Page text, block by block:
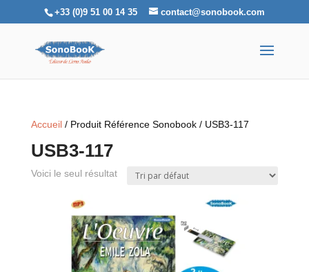
+33 (0)9 51 00 14 35 contact@sonobook.com
Accueil/ Produit Référence Sonobook / USB3-117
USB3-117
Voici le seul résultat